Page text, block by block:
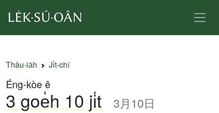
Thâu-ia̍h Ji̍t-chí
Éng-kòe ê
3 goe̍h 10 ji̍t 3月10日